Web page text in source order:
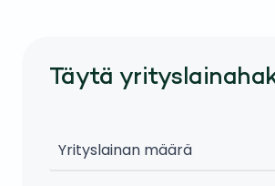
Täytä